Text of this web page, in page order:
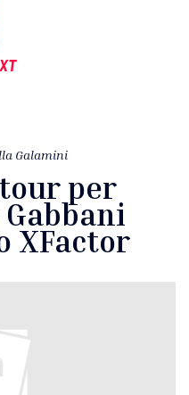
Galamini
per
XFactor